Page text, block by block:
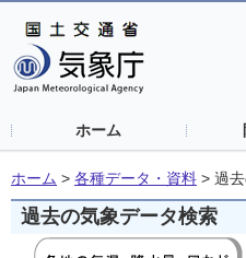
ホーム
ホーム > 各種データ・資料 > 過
過去の気象データ検索